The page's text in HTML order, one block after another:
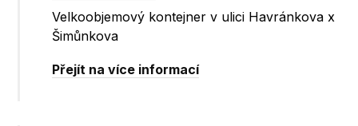
Velkoobjemový kontejner v ulici Havránkova x
Šimůnkova
Přejít na více informací